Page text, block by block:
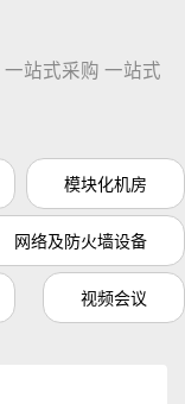
站式采购 一站式
模块化机房
网络及防火墙设备
视频会议